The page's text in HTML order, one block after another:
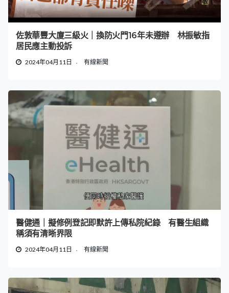
佐敦華豐大廈三級火｜換防火門16年未遵辦 林振敏指
居民應主動投訴
2024年04月11日 有線新聞
醫健通｜擬修例登記即默許上傳私院紀錄 有醫生組織
稱須有清晰界限
2024年04月11日 有線新聞